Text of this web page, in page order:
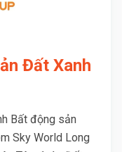
Đất Xanh
Bất động sản
Sky World Long